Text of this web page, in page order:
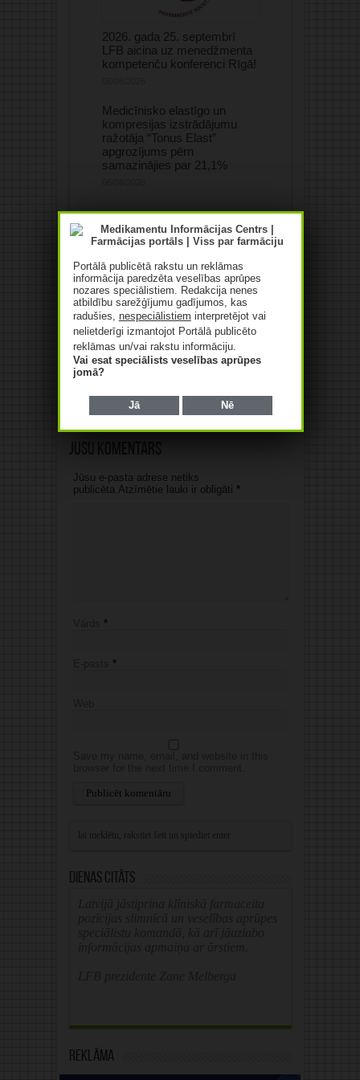
2026. gada 25. septembrī
LFB aicina uz menedžmenta
kompetenču konferenci Rīgā!
Medicīnisko elastīgo un
kompresijas izstrādājumu
ražotāja “Tonus Elast”
apgrozījums pērn
samazinājies par 21,1%
Pusaudzis grib lietot kreatīnu
muskuļu audzēšanai! Ko
saka eksperti?
Jūsu komentārs
Jūsu e-pasta adrese netiks
publicēta.Atzīmētie lauki ir obligāti *
*
*
Dienas citāts
Reklāma
Portālā publicētā rakstu un reklāmas
informācija paredzēta veselības aprūpes
nozares speciālistiem. Redakcija nenes
atbildību sarežģījumu gadījumos, kas
radušies, nespeciālistiem interpretējot vai
nelietderīgi izmantojot Portālā publicēto
reklāmas un/vai rakstu informāciju.
Vai esat speciālists veselības aprūpes
jomā?
Jā Nē